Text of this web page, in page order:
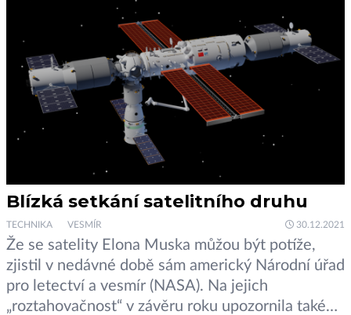
Blízká setkání satelitního druhu
TECHNIKA VESMÍR 30.12.2021
Že se satelity Elona Muska můžou být potíže,
zjistil v nedávné době sám americký Národní úřad
pro letectví a vesmír (NASA). Na jejich
„roztahovačnost“ v závěru roku upozornila také